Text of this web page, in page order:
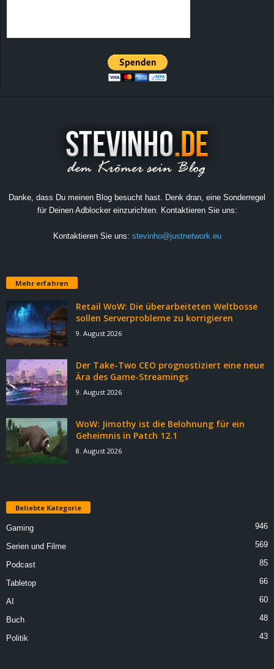
Danke, dass Du meinen Blog besucht hast. Denk dran, eine Sonderregel
für Deinen Adblocker einzurichten. Kontaktieren Sie uns:
Kontaktieren Sie uns: stevinho@justnetwork.eu
Mehr erfahren
Retail WoW: Die überarbeiteten Weltbosse
sollen Serverprobleme zu korrigieren
9. August 2026
Der Take-Two CEO prognostiziert eine neue
Ära des Game-Streamings
9. August 2026
WoW: Jimothy ist die Belohnung für ein
Geheimnis in Patch 12.1
8. August 2026
Beliebte Kategorie
Gaming 946
Serien und Filme 569
Podcast 85
Tabletop 66
AI 60
Buch 48
Politik 43